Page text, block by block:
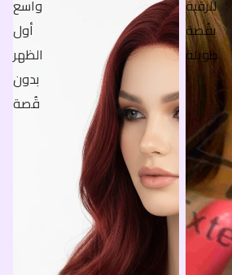
واسع
أول
الظهر
بدون
قُصة
للرقبة
بقُصة
طويلة